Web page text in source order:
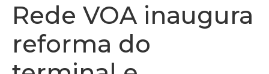
Rede VOA inaugura
reforma do